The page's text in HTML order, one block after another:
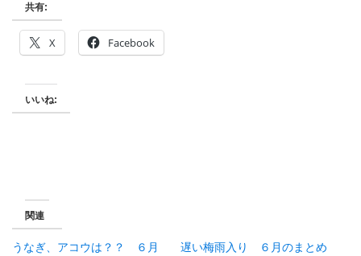
共有:
X Facebook
いいね:
関連
うなぎ、アコウは？？ ６月
遅い梅雨入り ６月のまとめ